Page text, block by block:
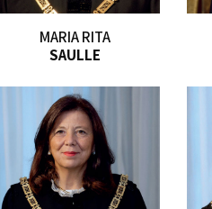
MARIA RITA
SAULLE